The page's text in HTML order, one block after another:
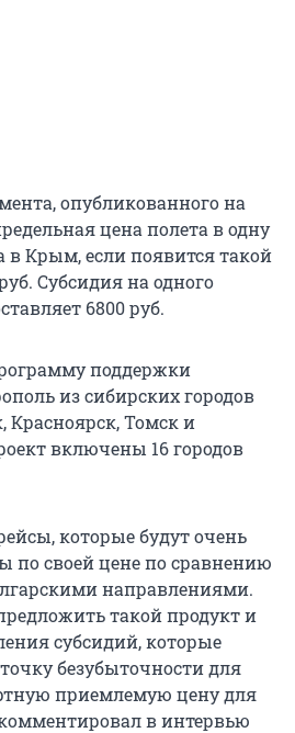
опубликованного на
цена полета в одну
в Крым, если появится такой
Субсидия на одного
6800 руб.
поддержки
из сибирских городов
Красноярск, Томск и
включены 16 городов
которые будут очень
по своей цене по сравнению
направлениями.
такой продукт и
субсидий, которые
безубыточности для
приемлемую цену для
в интервью